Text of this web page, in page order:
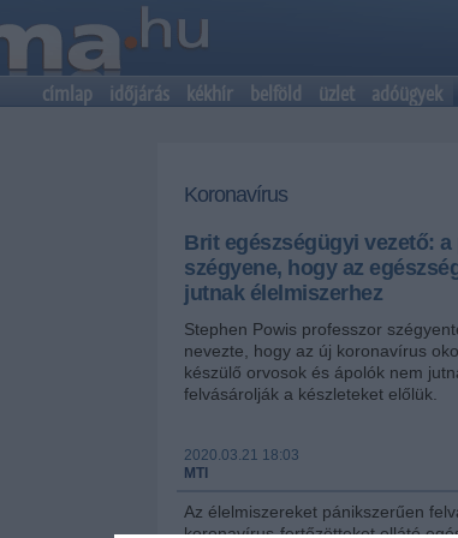
címlap időjárás kékhír belföld üzlet adóügyek
Koronavírus
Brit egészségügyi vezető:
szégyene, hogy az
jutnak élelmiszerhez
Stephen Powis professzor
nevezte, hogy az új koronavírus
készülő orvosok és ápolók nem
felvásárolják a készleteket előlük.
2020.03.21 18:03
MTI
Az élelmiszereket pánikszerűen
koronavírus-fertőzötteket ellátó